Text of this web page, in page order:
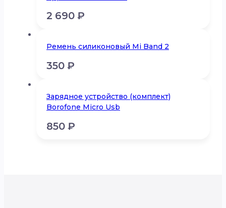
2 690 ₽
Ремень силиконовый Mi Band 2
350 ₽
Зарядное устройство (комплект)
Borofone Micro Usb
850 ₽